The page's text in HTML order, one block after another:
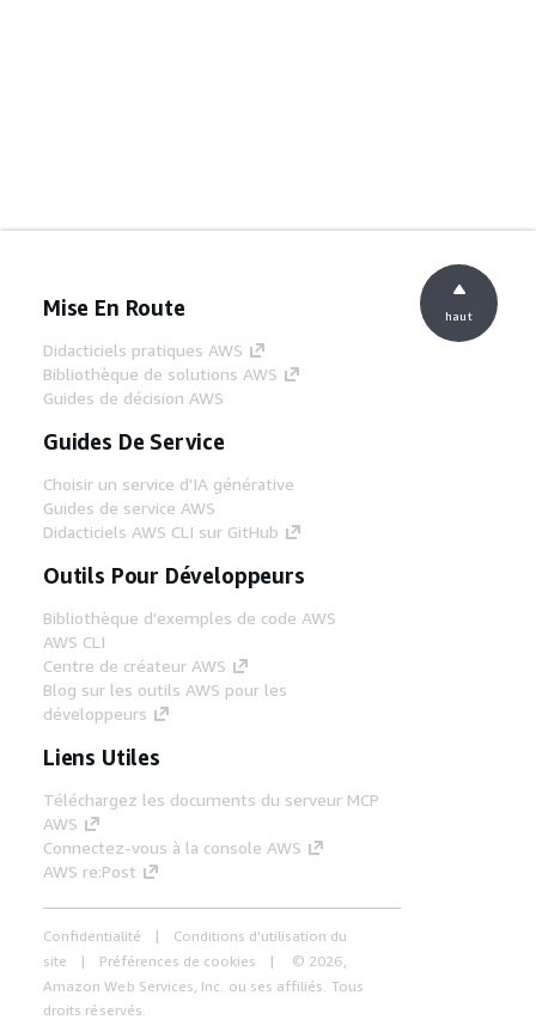
Mise En Route
Didacticiels pratiques AWS
Bibliothèque de solutions AWS
Guides de décision AWS
Guides De Service
Choisir un service d'IA générative
Guides de service AWS
Didacticiels AWS CLI sur GitHub
Outils Pour Développeurs
Bibliothèque d'exemples de code AWS
AWS CLI
Centre de créateur AWS
Blog sur les outils AWS pour les
développeurs
Liens Utiles
Téléchargez les documents du serveur MCP
AWS
Connectez-vous à la console AWS
AWS re:Post
Confidentialité
Conditions d'utilisation du
site
Préférences de cookies
© 2026,
Amazon Web Services, Inc. ou ses affiliés. Tous
droits réservés.
haut